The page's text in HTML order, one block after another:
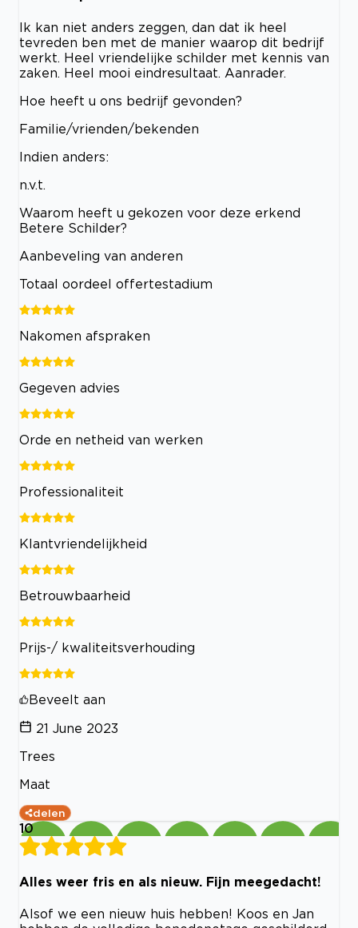
Ik kan niet anders zeggen, dan dat ik heel
tevreden ben met de manier waarop dit bedrijf
werkt. Heel vriendelijke schilder met kennis van
zaken. Heel mooi eindresultaat. Aanrader.
Hoe heeft u ons bedrijf gevonden?
Familie/vrienden/bekenden
Indien anders:
n.v.t.
Waarom heeft u gekozen voor deze erkend
Betere Schilder?
Aanbeveling van anderen
Totaal oordeel offertestadium
Nakomen afspraken
Gegeven advies
Orde en netheid van werken
Professionaliteit
Klantvriendelijkheid
Betrouwbaarheid
Prijs-/ kwaliteitsverhouding
Beveelt aan
21 June 2023
Trees
Maat
delen
10
Alles weer fris en als nieuw. Fijn meegedacht!
Alsof we een nieuw huis hebben! Koos en Jan